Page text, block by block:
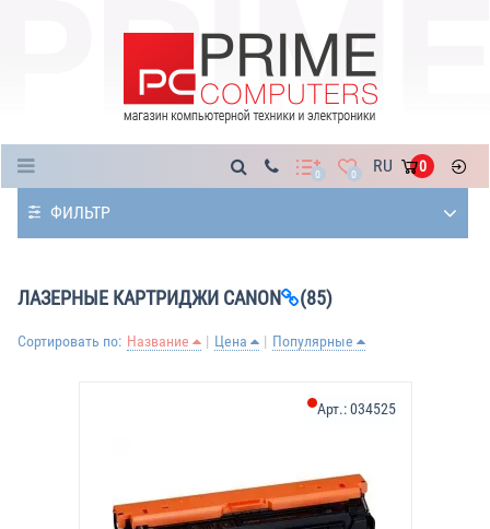
0 0 RU 0
ФИЛЬТР
ЛАЗЕРНЫЕ КАРТРИДЖИ CANON (85)
Сортировать по: Название Цена Популярные
Арт.:034525